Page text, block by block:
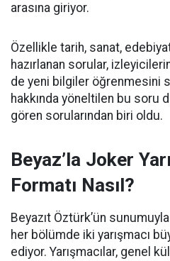
arasına giriyor.
Özellikle tarih, sanat,
hazırlanan sorular,
de yeni bilgiler öğrenmesini
hakkında yöneltilen bu soru
gören sorularından biri oldu.
Beyaz’la Joker
Formatı Nasıl?
Beyazıt Öztürk’ün
her bölümde iki yarışmacı
ediyor. Yarışmacılar, genel